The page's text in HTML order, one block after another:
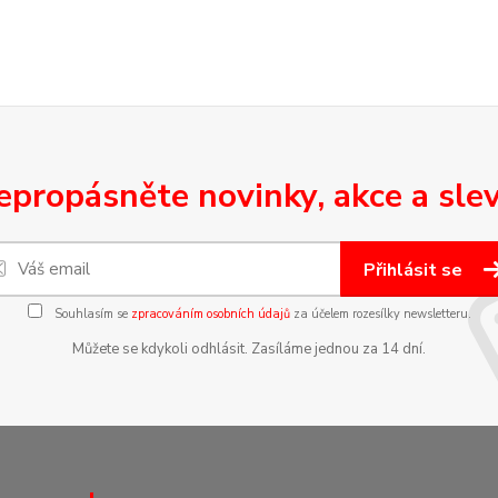
novinky, akce a
Přihlásit se
Souhlasím se zpracováním osobních údajůza účelem rozesílky newsletteru.
Můžete se kdykoli odhlásit. Zasíláme jednou za 14 dní.